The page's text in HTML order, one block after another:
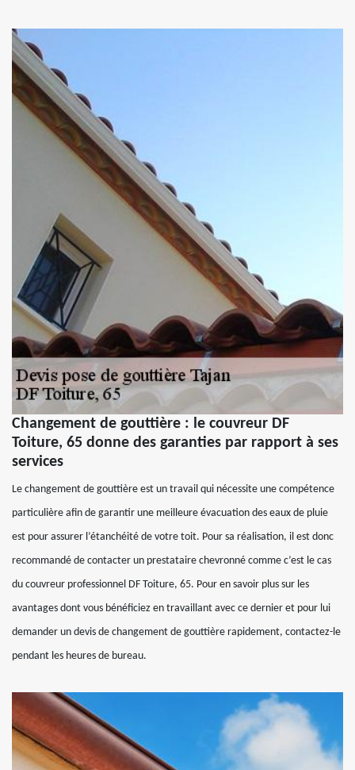
Changement de gouttière : le couvreur DF
Toiture, 65 donne des garanties par rapport à ses
services
Le changement de gouttière est un travail qui nécessite une compétence
particulière afin de garantir une meilleure évacuation des eaux de pluie
est pour assurer l’étanchéité de votre toit. Pour sa réalisation, il est donc
recommandé de contacter un prestataire chevronné comme c’est le cas
du couvreur professionnel DF Toiture, 65. Pour en savoir plus sur les
avantages dont vous bénéficiez en travaillant avec ce dernier et pour lui
demander un devis de changement de gouttière rapidement, contactez-le
pendant les heures de bureau.